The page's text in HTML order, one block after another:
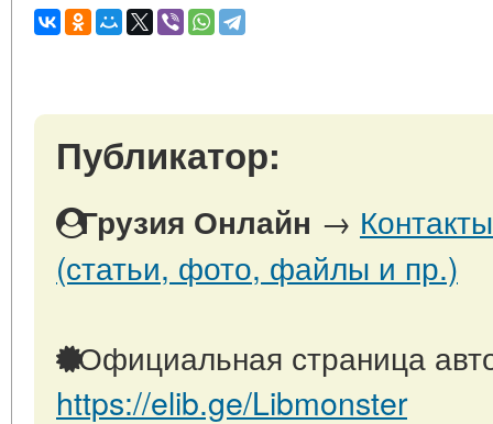
Публикатор:
Грузия Онлайн →
(статьи, фото, файлы и пр.)
Официальная страница
https://elib.ge/Libmonster